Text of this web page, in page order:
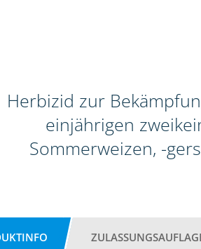
Herbizid zur
einjährigen
Sommerweizen, -